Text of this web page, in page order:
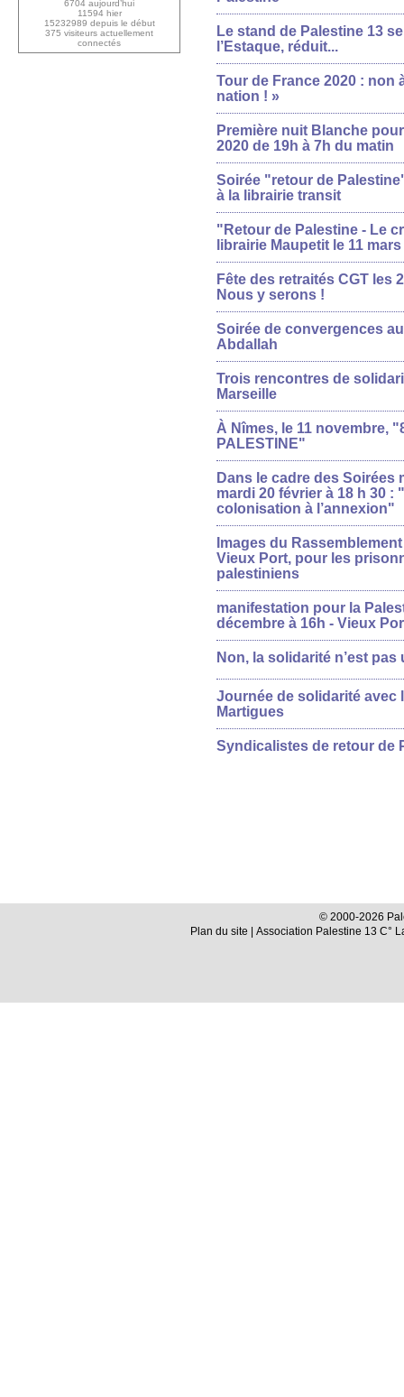
Le stand de Palestine 13
l’Estaque, réduit...
Tour de France 2020 : non
nation ! »
Première nuit Blanche
2020 de 19h à 7h du matin
Soirée "retour de
à la librairie transit
"Retour de Palestine - Le
librairie Maupetit le 11 mars
Fête des retraités CGT les
Nous y serons !
Soirée de convergences
Abdallah
Trois rencontres de
Marseille
À Nîmes, le 11 novembre,
PALESTINE"
Dans le cadre des Soirées
mardi 20 février à 18 h 30 :
colonisation à l’annexion"
Images du
Vieux Port, pour les
palestiniens
manifestation pour la
décembre à 16h - Vieux
Non, la solidarité n’est pas
Journée de solidarité avec
Martigues
Syndicalistes de retour de
6704 aujourd’hui
11594 hier
15232989 depuis le début
375 visiteurs actuellement
connectés
© 2000-2026
Plan du site | Association Palestine 13 C°